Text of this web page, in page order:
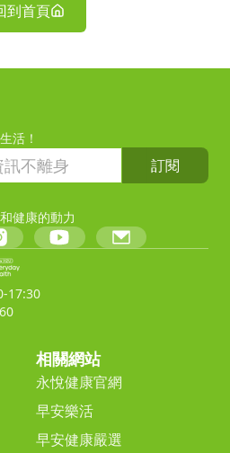
到首頁
活！
訂閱
健康的動力
17:30
相關網站
永悅健康官網
早安樂活
早安健康嚴選